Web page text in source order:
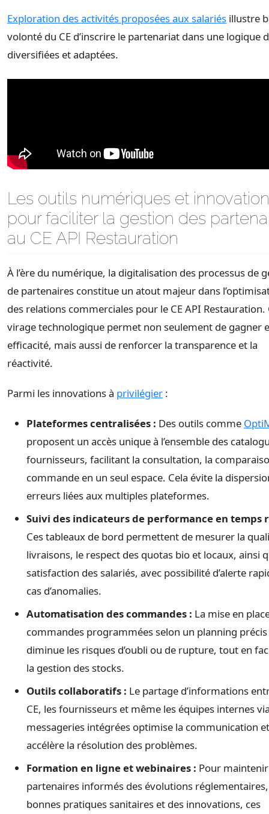
Exploration des activités proposées aux salariés illustre
volonté du CE d’inscrire le partenariat dans une logique
diversifiées et adaptées.
Les outils numériques et
pour faciliter la gestion des
au CE API Restauration
À l’ère du numérique, la digitalisation des processus de
de partenaires constitue un atout majeur dans
des relations commerciales pour le CE API Restauration.
virage technologique permet non seulement de gagner
efficacité, mais aussi de renforcer la transparence et la
réactivité.
Parmi les innovations à privilégier :
Plateformes centralisées : Des outils comme
proposent un accès unique à l’ensemble des
fournisseurs, facilitant la consultation, la
commande en un seul espace. Cela évite la
erreurs liées aux multiples plateformes.
Suivi des indicateurs de performance en temps
Ces tableaux de bord permettent de mesurer la
livraisons, le respect des quotas bio et locaux, ainsi
satisfaction des salariés, avec possibilité d’alerte
cas d’anomalies.
Automatisation des commandes : La mise en
commandes programmées selon un planning précis
diminue les risques d’oubli ou de rupture, tout en
la gestion des stocks.
Outils collaboratifs : Le partage d’informations
CE, les fournisseurs et même les équipes internes
messageries intégrées optimise la communication et
accélère la résolution des problèmes.
Formation en ligne et webinaires : Pour
partenaires informés des évolutions
bonnes pratiques sanitaires et des innovations, ces